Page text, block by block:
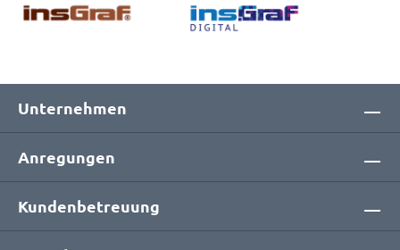
Unternehmen
Anregungen
Kundenbetreuung